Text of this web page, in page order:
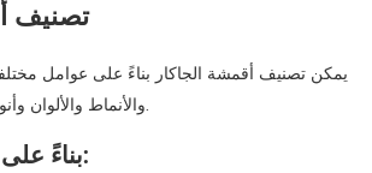
تصنيف
يمكن تصنيف أقمشة الجاكار بناءً على عوامل
والأنماط والألوان وأنواع الألياف المستخدمة.
بناءً على خصائص المنتج: